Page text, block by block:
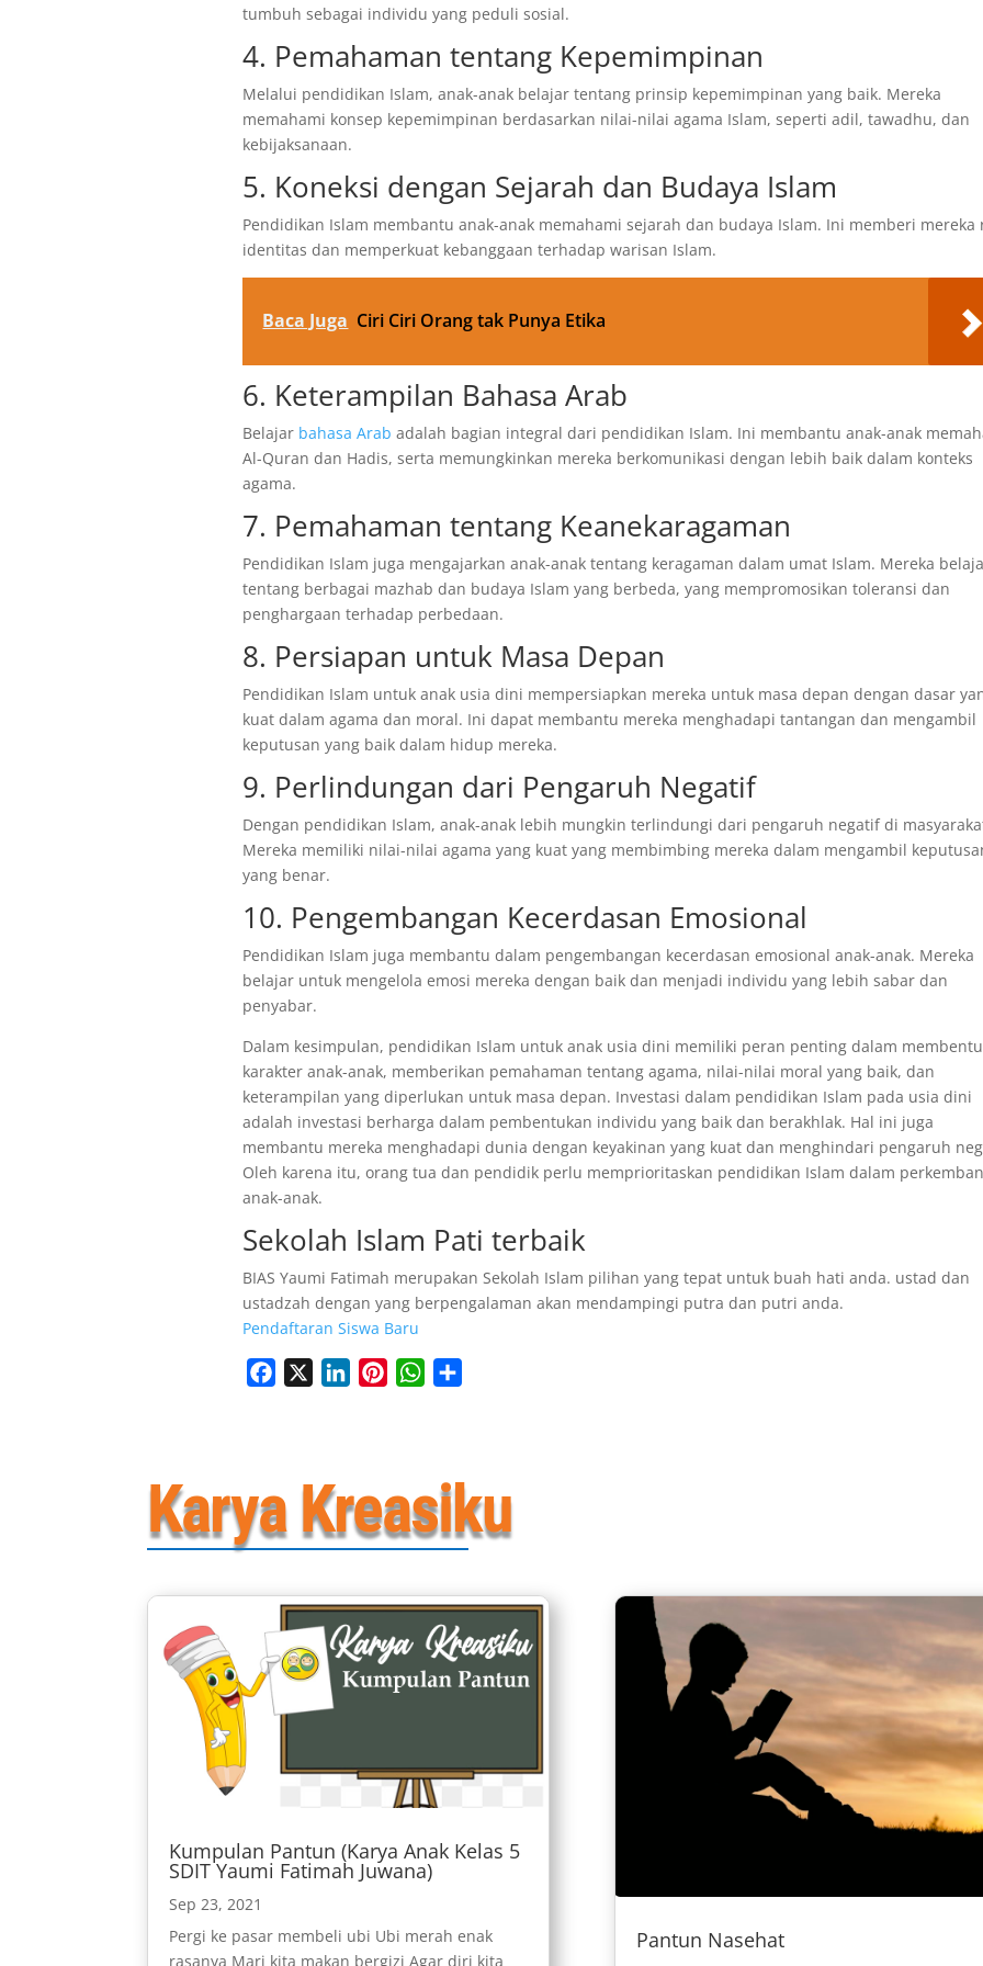
tumbuh sebagai individu yang peduli sosial.
4. Pemahaman tentang Kepemimpinan
Melalui pendidikan Islam, anak-anak belajar tentang prinsip kepemimpinan yang baik. Mereka
memahami konsep kepemimpinan berdasarkan nilai-nilai agama Islam, seperti adil, tawadhu, dan
kebijaksanaan.
5. Koneksi dengan Sejarah dan Budaya Islam
Pendidikan Islam membantu anak-anak memahami sejarah dan budaya Islam. Ini memberi mereka
identitas dan memperkuat kebanggaan terhadap warisan Islam.
Baca Juga Ciri Ciri Orang tak Punya Etika
6. Keterampilan Bahasa Arab
Belajar bahasa Arab adalah bagian integral dari pendidikan Islam. Ini membantu anak-anak
Al-Quran dan Hadis, serta memungkinkan mereka berkomunikasi dengan lebih baik dalam konteks
agama.
7. Pemahaman tentang Keanekaragaman
Pendidikan Islam juga mengajarkan anak-anak tentang keragaman dalam umat Islam. Mereka
tentang berbagai mazhab dan budaya Islam yang berbeda, yang mempromosikan toleransi dan
penghargaan terhadap perbedaan.
8. Persiapan untuk Masa Depan
Pendidikan Islam untuk anak usia dini mempersiapkan mereka untuk masa depan dengan dasar
kuat dalam agama dan moral. Ini dapat membantu mereka menghadapi tantangan dan mengambil
keputusan yang baik dalam hidup mereka.
9. Perlindungan dari Pengaruh Negatif
Dengan pendidikan Islam, anak-anak lebih mungkin terlindungi dari pengaruh negatif di
Mereka memiliki nilai-nilai agama yang kuat yang membimbing mereka dalam mengambil
yang benar.
10. Pengembangan Kecerdasan Emosional
Pendidikan Islam juga membantu dalam pengembangan kecerdasan emosional anak-anak. Mereka
belajar untuk mengelola emosi mereka dengan baik dan menjadi individu yang lebih sabar dan
penyabar.
Dalam kesimpulan, pendidikan Islam untuk anak usia dini memiliki peran penting dalam
karakter anak-anak, memberikan pemahaman tentang agama, nilai-nilai moral yang baik, dan
keterampilan yang diperlukan untuk masa depan. Investasi dalam pendidikan Islam pada usia dini
adalah investasi berharga dalam pembentukan individu yang baik dan berakhlak. Hal ini juga
membantu mereka menghadapi dunia dengan keyakinan yang kuat dan menghindari pengaruh
Oleh karena itu, orang tua dan pendidik perlu memprioritaskan pendidikan Islam dalam
anak-anak.
Sekolah Islam Pati terbaik
BIAS Yaumi Fatimah merupakan Sekolah Islam pilihan yang tepat untuk buah hati anda. ustad dan
ustadzah dengan yang berpengalaman akan mendampingi putra dan putri anda.
Pendaftaran Siswa Baru
Facebook LinkedInPinterestWhatsApp
Karya Kreasiku
Kumpulan Pantun (Karya Anak Kelas 5
SDIT Yaumi Fatimah Juwana)
Sep 23, 2021
Pergi ke pasar membeli ubi Ubi merah enak
rasanya Mari kita makan bergizi Agar diri kita
Pantun Nasehat